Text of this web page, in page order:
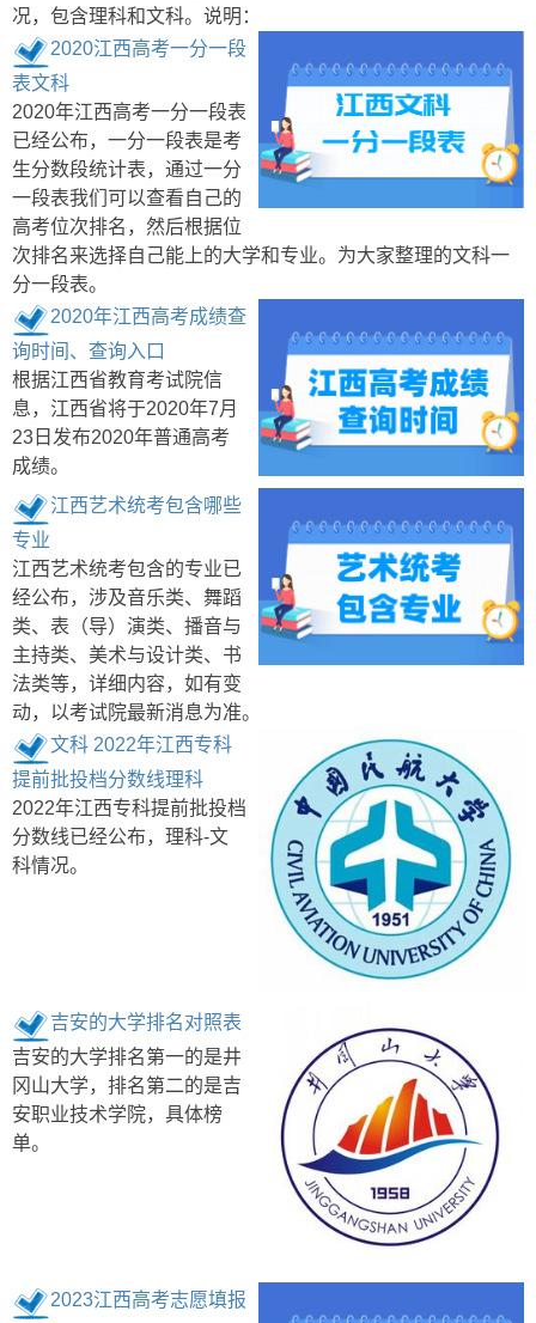
况，包含理科和文科。说明：
2020江西高考一分一段
表文科
2020年江西高考一分一段表
已经公布，一分一段表是考
生分数段统计表，通过一分
一段表我们可以查看自己的
高考位次排名，然后根据位
次排名来选择自己能上的大学和专业。为大家整理的文科一
分一段表。
2020年江西高考成绩查
询时间、查询入口
根据江西省教育考试院信
息，江西省将于2020年7月
23日发布2020年普通高考
成绩。
江西艺术统考包含哪些
专业
江西艺术统考包含的专业已
经公布，涉及音乐类、舞蹈
类、表（导）演类、播音与
主持类、美术与设计类、书
法类等，详细内容，如有变
动，以考试院最新消息为准。
文科 2022年江西专科
提前批投档分数线理科
2022年江西专科提前批投档
分数线已经公布，理科-文
科情况。
吉安的大学排名对照表
吉安的大学排名第一的是井
冈山大学，排名第二的是吉
安职业技术学院，具体榜
单。
2023江西高考志愿填报